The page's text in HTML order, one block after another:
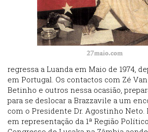
regressa a Luanda em Maio de 1974,
em Portugal. Os contactos com Zé
Betinho e outros nessa ocasião,
para se deslocar a Brazzavile a um
com o Presidente Dr. Agostinho Neto.
em representação da 1ª Região